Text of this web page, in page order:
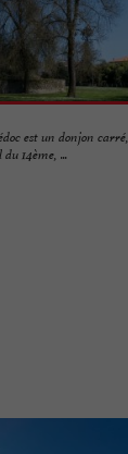
est un donjon carré,
14ème, ...